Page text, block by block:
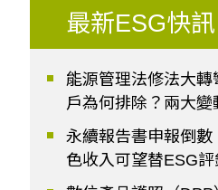
最新ESG快訊
能源管理法修法大
戶為何排除？兩大變
永續報告書申報倒
色收入可望替ESG